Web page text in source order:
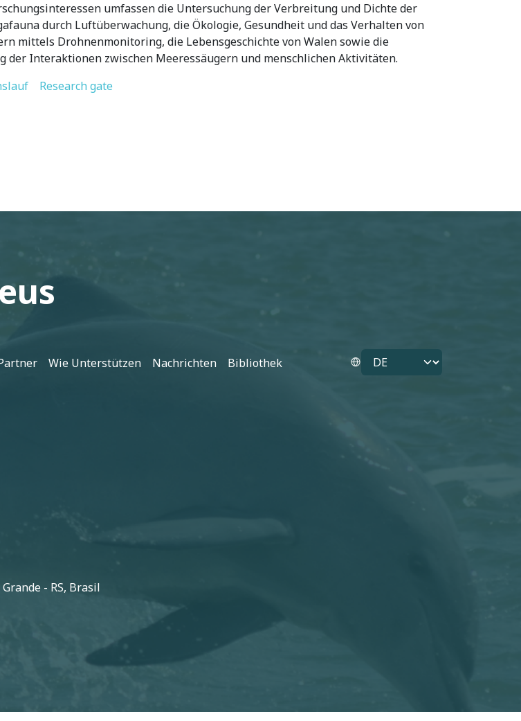
umfassen die Untersuchung der Verbreitung und Dichte der
durch Luftüberwachung, die Ökologie, Gesundheit und das Verhalten von
mittels Drohnenmonitoring, die Lebensgeschichte von Walen sowie die
der Interaktionen zwischen Meeressäugern und menschlichen Aktivitäten.
Research gate
Wie Unterstützen Nachrichten
Bibliothek
Select your language
- RS, Brasil